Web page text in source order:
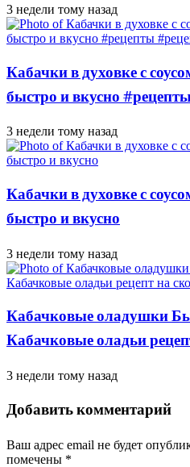
3 недели тому назад
Кабачки в духовке с
быстро и вкусно
3 недели тому назад
Кабачки в духовке с
быстро и вкусно
3 недели тому назад
Кабачковые оладушки
Кабачковые оладьи
3 недели тому назад
Добавить комментарий
Ваш адрес email не будет
помечены *